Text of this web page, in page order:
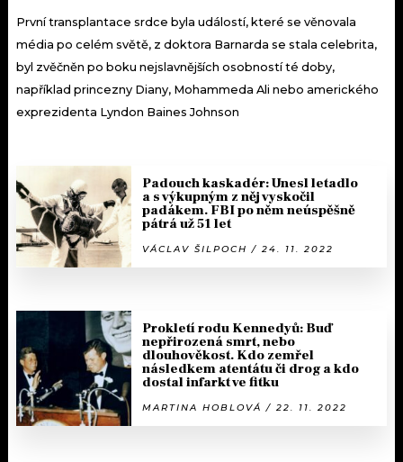
První transplantace srdce byla událostí, které se věnovala
média po celém světě, z doktora Barnarda se stala celebrita,
byl zvěčněn po boku nejslavnějších osobností té doby,
například princezny Diany, Mohammeda Ali nebo amerického
exprezidenta Lyndon Baines Johnson
Padouch kaskadér: Unesl letadlo
a s výkupným z něj vyskočil
padákem. FBI po něm neúspěšně
pátrá už 51 let
VÁCLAV ŠILPOCH / 24. 11. 2022
Prokletí rodu Kennedyů: Buď
nepřirozená smrt, nebo
dlouhověkost. Kdo zemřel
následkem atentátu či drog a kdo
dostal infarkt ve fitku
MARTINA HOBLOVÁ / 22. 11. 2022